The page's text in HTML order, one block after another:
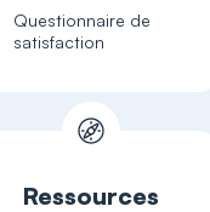
Questionnaire de
satisfaction
Ressources